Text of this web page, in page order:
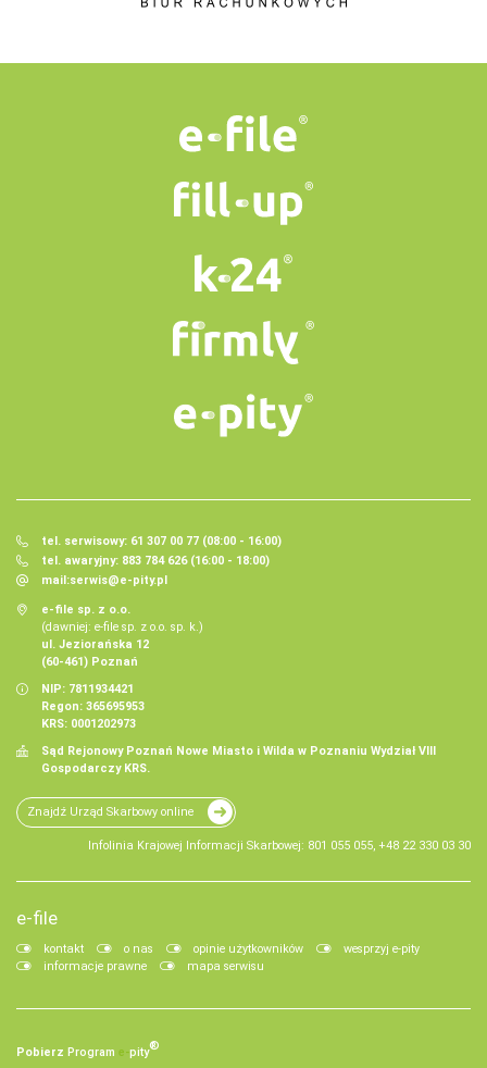
tel. serwisowy: 61 307 00 77 (08:00 - 16:00)
tel. awaryjny: 883 784 626 (16:00 - 18:00)
mail:serwis@e-pity.pl
e-file sp. z o.o.
(dawniej: e-file sp. z o.o. sp. k.)
ul. Jeziorańska 12
(60-461) Poznań
NIP: 7811934421
Regon: 365695953
KRS: 0001202973
Sąd Rejonowy Poznań Nowe Miasto i Wilda w Poznaniu Wydział VIII
Gospodarczy KRS.
Znajdź Urząd Skarbowy online
Infolinia Krajowej Informacji Skarbowej: 801 055 055, +48 22 330 03 30
e-file
kontakt o nas opinie użytkowników
wesprzyj e-pity
informacje prawne
mapa serwisu
Pobierz Program e‑pity®